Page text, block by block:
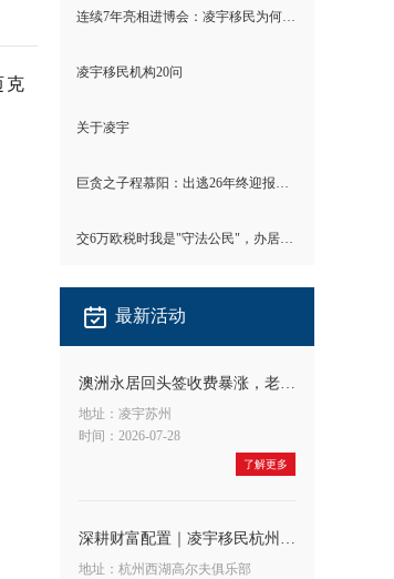
克
连续7年亮相进博会：凌宇移民为何成为唯一？
凌宇移民机构20问
关于凌宇
巨贪之子程慕阳：出逃26年终迎报应！
交6万欧税时我是"守法公民"，办居留时我成了"隐形人"
最新活动
澳洲永居回头签收费暴涨，老客户应对方法
地址：凌宇苏州
时间：2026-07-28
了解更多
深耕财富配置｜凌宇移民杭州公司&宁波银行联合举办高端财富沙龙，共探A股大势与全球身份布局新机遇
地址：杭州西湖高尔夫俱乐部